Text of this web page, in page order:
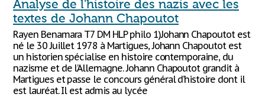
Analyse de l'histoire des nazis avec les
textes de Johann Chapoutot
Rayen Benamara T7 DM HLP philo 1)Johann Chapoutot est
né le 30 Juillet 1978 à Martigues, Johann Chapoutot est
un historien spécialise en histoire contemporaine, du
nazisme et de l’Allemagne. Johann Chapoutot grandit à
Martigues et passe le concours général d’histoire dont il
est lauréat. Il est admis au lycée